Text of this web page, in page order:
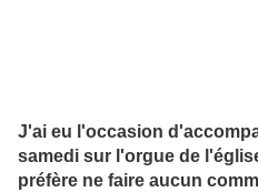
J'ai eu l'occasion
samedi sur l'orgue de
préfère ne faire aucun